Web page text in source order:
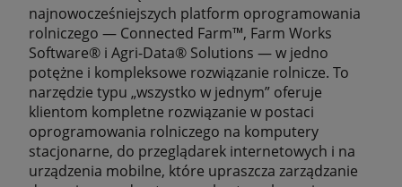
najnowocześniejszych platform oprogramowania
rolniczego — Connected Farm™, Farm Works
Software® i Agri-Data® Solutions — w jedno
potężne i kompleksowe rozwiązanie rolnicze. To
narzędzie typu „wszystko w jednym” oferuje
klientom kompletne rozwiązanie w postaci
oprogramowania rolniczego na komputery
stacjonarne, do przeglądarek internetowych i na
urządzenia mobilne, które upraszcza zarządzanie